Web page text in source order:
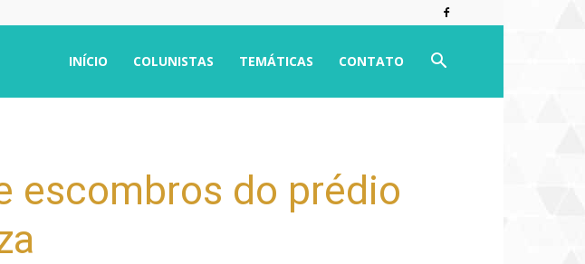
INÍCIO COLUNISTAS TEMÁTICAS CONTATO
escombros do prédio